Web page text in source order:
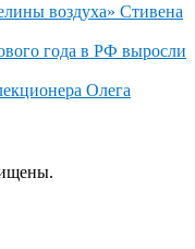
воздуха» Стивена
года в РФ выросли
Олега